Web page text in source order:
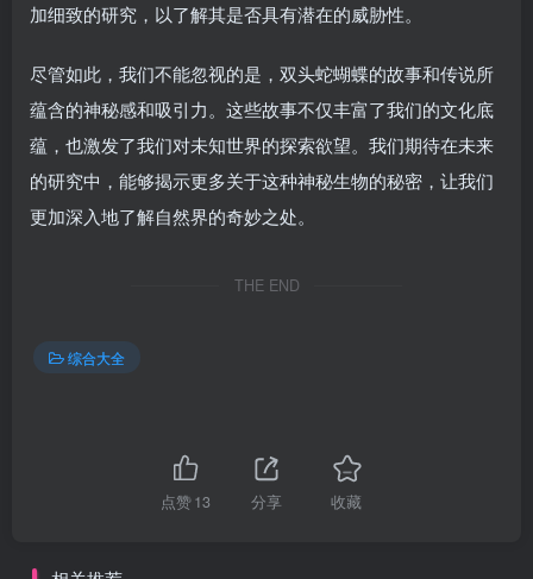
加细致的研究，以了解其是否具有潜在的威胁性。
尽管如此，我们不能忽视的是，双头蛇蝴蝶的故事和传说所
蕴含的神秘感和吸引力。这些故事不仅丰富了我们的文化底
蕴，也激发了我们对未知世界的探索欲望。我们期待在未来
的研究中，能够揭示更多关于这种神秘生物的秘密，让我们
更加深入地了解自然界的奇妙之处。
THE END
综合大全
点赞13 分享 收藏